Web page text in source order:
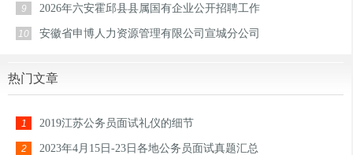
9 2026年六安霍邱县县属国有企业公开招聘工作
10 安徽省申博人力资源管理有限公司宣城分公司
热门文章
1 2019江苏公务员面试礼仪的细节
2 2023年4月15日-23日各地公务员面试真题汇总